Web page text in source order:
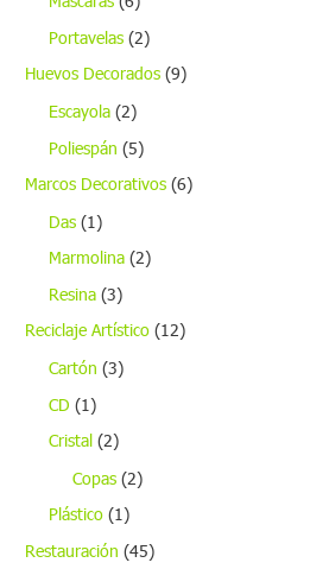
Portavelas (2)
Huevos Decorados (9)
Escayola (2)
Poliespán (5)
Marcos Decorativos (6)
Das (1)
Marmolina (2)
Resina (3)
Reciclaje Artístico (12)
Cartón (3)
CD (1)
Cristal (2)
Copas (2)
Plástico (1)
Restauración (45)